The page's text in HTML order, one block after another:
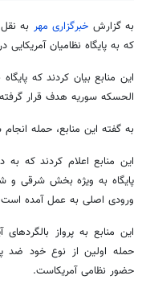
به گزارش خبرگزاری مهر به
که به پایگاه نظامیان
این منابع بیان کردند که
الحسکه سوریه هدف قرار
به گفته این منابع، حمله
این منابع اعلام کردند که
پایگاه به ویژه بخش شرقی و
ورودی اصلی به عمل آمده
این منابع به پرواز
حمله اولین از نوع خود ضد
حضور نظامی آمریکاست.